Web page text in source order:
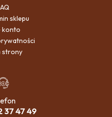
sklepu
konto
strony
37 47 49